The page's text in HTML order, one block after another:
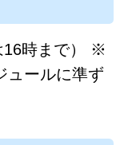
16時まで） ※
ュールに準ず